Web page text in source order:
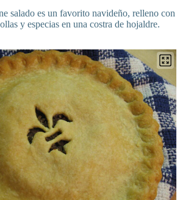
salado es un favorito navideño, relleno con
y especias en una costra de hojaldre.